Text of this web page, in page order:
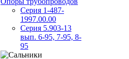
Серия 1-487-
1997.00.00
Серия 5.903-13
вып. 6-95, 7-95, 8-
95